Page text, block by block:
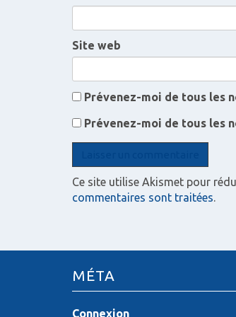
e
s
a
r
t
i
c
e
s
Site web
Prévenez-moi de tous les
Prévenez-moi de tous les
Ce site utilise Akismet pour
commentaires sont traitées.
MÉTA
Connexion